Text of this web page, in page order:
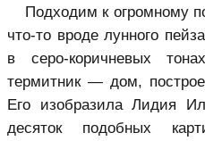
Подходим к огромному
что-то вроде лунного
в серо-коричневых
термитник — дом,
Его изобразила Лидия
десяток подобных